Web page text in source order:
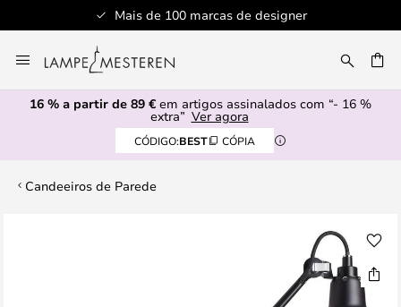
Mais de 100 marcas de designer
para
o
Conteúdo
16 % a partir de 89 € em artigos assinalados com “- 16 %
extra” Ver agora
CÓDIGO:BEST CÓPIA
Candeeiros de Parede